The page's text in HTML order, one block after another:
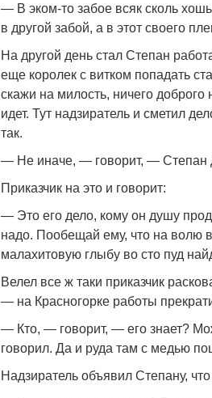
— В эком-то забое всяк сколь
в другой забой, а в этот своего
На другой день стал Степан
еще королек с витком попадать
скажи на милость, ничего доброго
идет. Тут надзиратель и сметил
так.
— Не иначе, — говорит, — Степан
Приказчик на это и говорит:
— Это его дело, кому он душу
надо. Пообещай ему, что на волю
малахитовую глыбу во сто пуд
Велел все ж таки приказчик
— на Красногорке работы
— Кто, — говорит, — его знает?
говорил. Да и руда там с медью
Надзиратель объявил Степану, что